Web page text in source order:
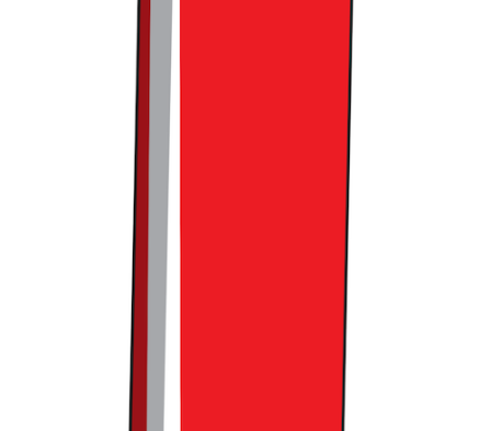
맞춤 채용 정보
함께 보면 좋은 관련 콘텐츠